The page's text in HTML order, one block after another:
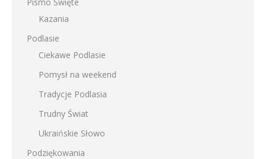
Kazania
Podlasie
Ciekawe Podlasie
Pomysł na weekend
Tradycje Podlasia
Trudny Świat
Ukraińskie Słowo
Podziękowania